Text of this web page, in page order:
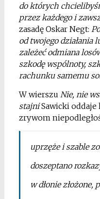
do których
przez każdego i
zasadę Oskar Negt:
od twojego działania
zależeć odmiana
szkodę wspólnoty,
rachunku samemu
W wierszu Nie, nie
stajniSawicki
zrywom
uprzęże i szable
doszeptano
w dłonie